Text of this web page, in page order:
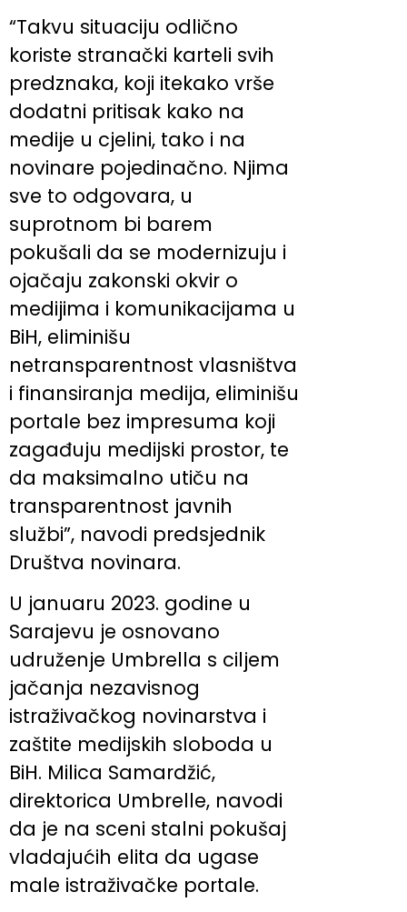
“Takvu situaciju odlično
koriste stranački karteli svih
predznaka, koji itekako vrše
dodatni pritisak kako na
medije u cjelini, tako i na
novinare pojedinačno. Njima
sve to odgovara, u
suprotnom bi barem
pokušali da se modernizuju i
ojačaju zakonski okvir o
medijima i komunikacijama u
BiH, eliminišu
netransparentnost vlasništva
i finansiranja medija, eliminišu
portale bez impresuma koji
zagađuju medijski prostor, te
da maksimalno utiču na
transparentnost javnih
službi”, navodi predsjednik
Društva novinara.
U januaru 2023. godine u
Sarajevu je osnovano
udruženje Umbrella s ciljem
jačanja nezavisnog
istraživačkog novinarstva i
zaštite medijskih sloboda u
BiH. Milica Samardžić,
direktorica Umbrelle, navodi
da je na sceni stalni pokušaj
vladajućih elita da ugase
male istraživačke portale.